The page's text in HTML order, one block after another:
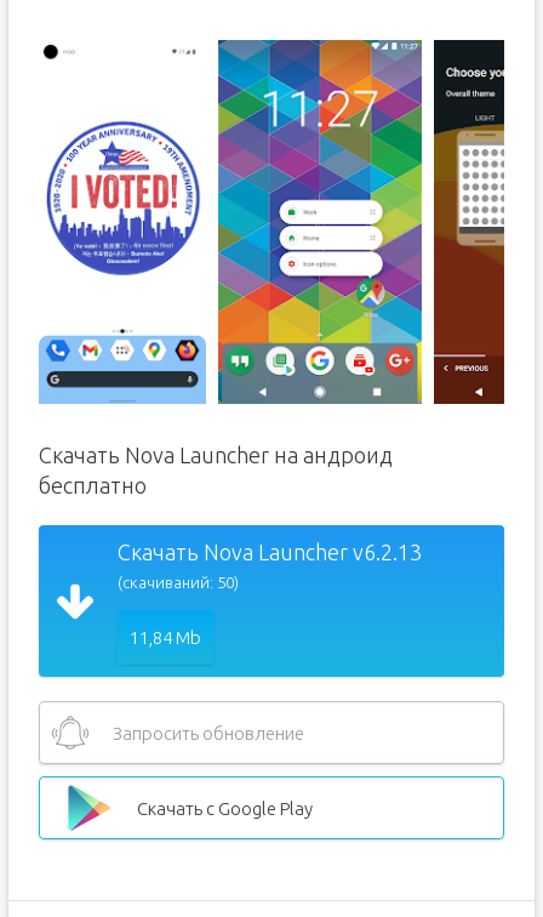
Скачать Nova Launcher на андроид
бесплатно
Скачать Nova Launcher v6.2.13
(скачиваний: 50)
11,84 Mb
Запросить обновление
Скачать с Google Play